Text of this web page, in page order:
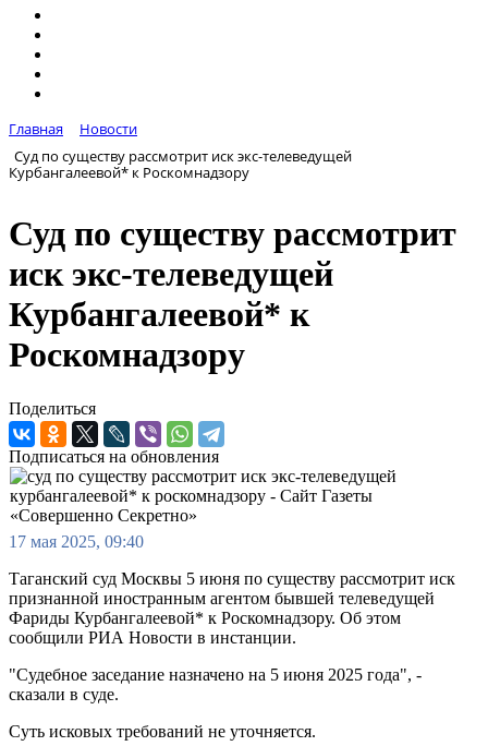
Главная
Новости
Суд по существу рассмотрит иск экс-телеведущей
Курбангалеевой* к Роскомнадзору
Суд по существу рассмотрит
иск экс-телеведущей
Курбангалеевой* к
Роскомнадзору
Поделиться
Подписаться на обновления
17 мая 2025, 09:40
Таганский суд Москвы 5 июня по существу рассмотрит иск
признанной иностранным агентом бывшей телеведущей
Фариды Курбангалеевой* к Роскомнадзору. Об этом
сообщили РИА Новости в инстанции.
"Судебное заседание назначено на 5 июня 2025 года", -
сказали в суде.
Суть исковых требований не уточняется.